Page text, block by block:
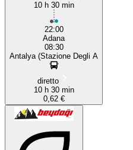
10 h 30 min
22:00
Adana
08:30
Antalya (Stazione Degli A
diretto
10 h 30 min
0,62 €